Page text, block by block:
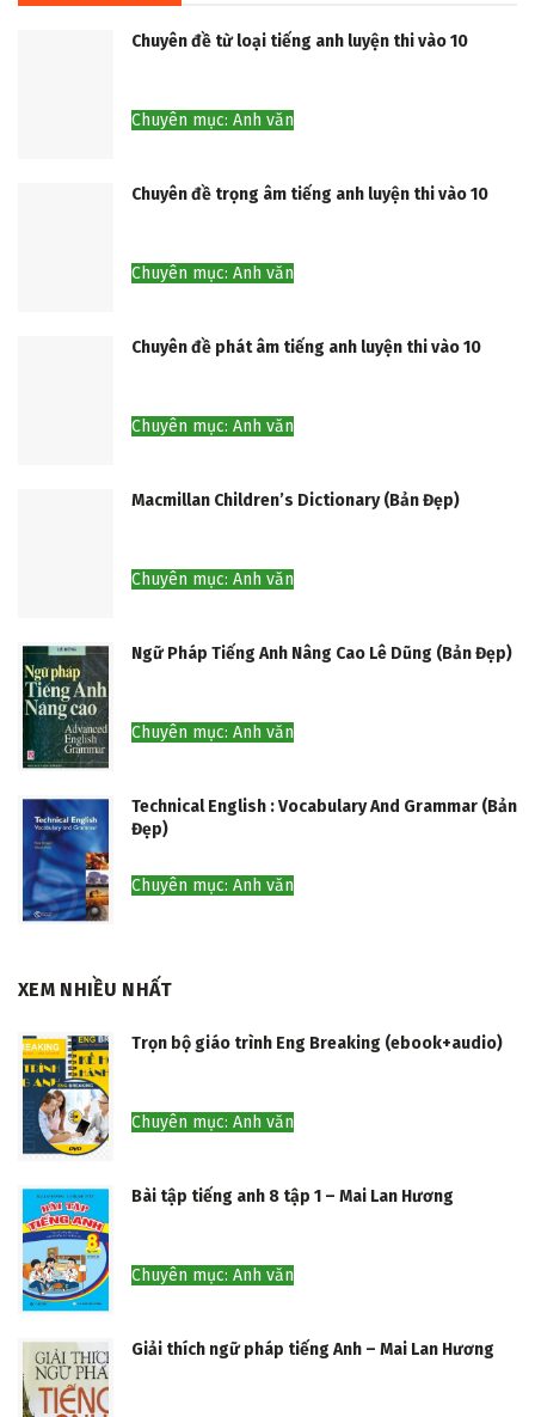
Chuyên đề từ loại tiếng anh luyện thi vào 10
Chuyên mục: Anh văn
Chuyên đề trọng âm tiếng anh luyện thi vào 10
Chuyên mục: Anh văn
Chuyên đề phát âm tiếng anh luyện thi vào 10
Chuyên mục: Anh văn
Macmillan Children’s Dictionary (Bản Đẹp)
Chuyên mục: Anh văn
Ngữ Pháp Tiếng Anh Nâng Cao Lê Dũng (Bản Đẹp)
Chuyên mục: Anh văn
Technical English : Vocabulary And Grammar (Bản
Đẹp)
Chuyên mục: Anh văn
XEM NHIỀU NHẤT
Trọn bộ giáo trình Eng Breaking (ebook+audio)
Chuyên mục: Anh văn
Bài tập tiếng anh 8 tập 1 – Mai Lan Hương
Chuyên mục: Anh văn
Giải thích ngữ pháp tiếng Anh – Mai Lan Hương